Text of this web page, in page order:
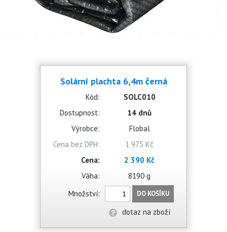
Solární plachta 6,4m černá
Kód:
SOLC010
Dostupnost:
14 dnů
Výrobce:
Flobal
Cena bez DPH:
1 975 Kč
Cena:
2 390 Kč
Váha:
8190 g
Množství:
DO KOŠÍKU
dotaz na zboží